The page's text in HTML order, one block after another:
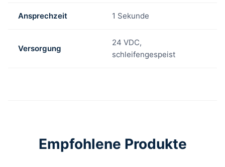
Ansprechzeit 1 Sekunde
Versorgung
24 VDC,
schleifengespeist
Empfohlene Produkte